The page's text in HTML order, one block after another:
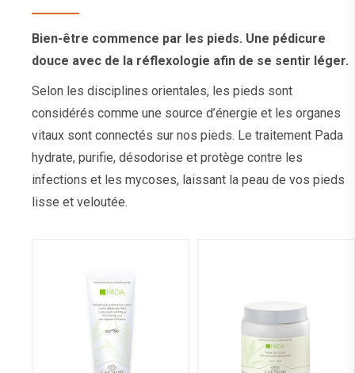
Bien-être commence par les pieds. Une pédicure
douce avec de la réflexologie afin de se sentir léger.
Selon les disciplines orientales, les pieds sont
considérés comme une source d’énergie et les organes
vitaux sont connectés sur nos pieds. Le traitement Pada
hydrate, purifie, désodorise et protège contre les
infections et les mycoses, laissant la peau de vos pieds
lisse et veloutée.